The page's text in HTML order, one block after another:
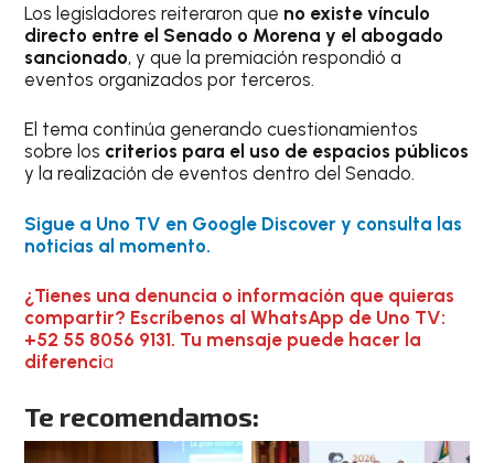
Los legisladores reiteraron que no existe vínculo
directo entre el Senado o Morena y el abogado
sancionado, y que la premiación respondió a
eventos organizados por terceros.
El tema continúa generando cuestionamientos
sobre los criterios para el uso de espacios públicos
y la realización de eventos dentro del Senado.
Sigue a Uno TV en Google Discover y consulta las
noticias al momento.
¿Tienes una denuncia o información que quieras
compartir? Escríbenos al WhatsApp de Uno TV:
+52 55 8056 9131. Tu mensaje puede hacer la
diferencia
Te recomendamos: